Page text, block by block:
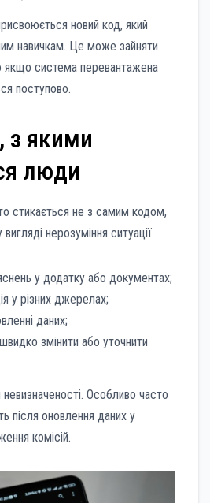
новий код, який
навичкам. Це може зайняти
якщо система перевантажена
поступово.
з якими
люди
стикається не з самим кодом,
нерозуміння ситуації.
у додатку або документах;
у різних джерелах;
даних;
змінити або уточнити
Особливо часто
після оновлення даних у
комісій.